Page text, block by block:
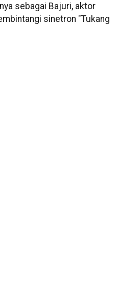
sebagai Bajuri, aktor
sinetron "Tukang